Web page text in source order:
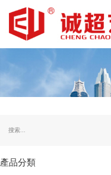
產品分類